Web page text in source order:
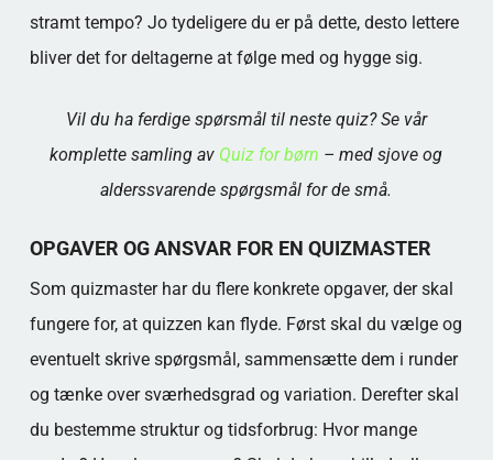
stramt tempo? Jo tydeligere du er på dette, desto lettere
bliver det for deltagerne at følge med og hygge sig.
Vil du ha ferdige spørsmål til neste quiz? Se vår
komplette samling av Quiz for børn – med sjove og
alderssvarende spørgsmål for de små.
OPGAVER OG ANSVAR FOR EN QUIZMASTER
Som quizmaster har du flere konkrete opgaver, der skal
fungere for, at quizzen kan flyde. Først skal du vælge og
eventuelt skrive spørgsmål, sammensætte dem i runder
og tænke over sværhedsgrad og variation. Derefter skal
du bestemme struktur og tidsforbrug: Hvor mange